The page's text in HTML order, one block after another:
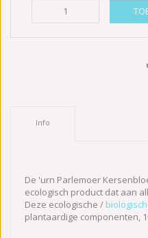
Info
De 'urn Parlemoer
ecologisch product dat aan
Deze ecologische /
plantaardige componenten,